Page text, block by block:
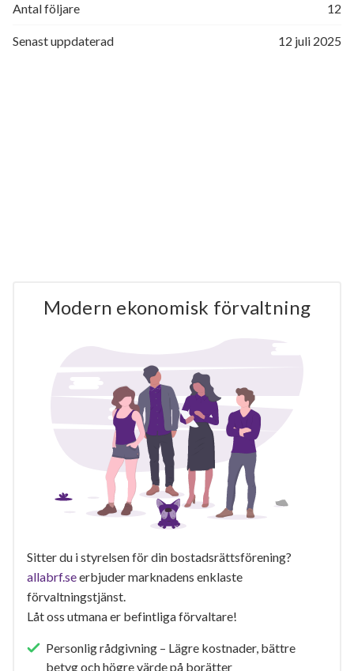
Antal följare 12
Senast uppdaterad 12 juli 2025
Modern ekonomisk förvaltning
Sitter du i styrelsen för din bostadsrättsförening?
allabrf.seerbjuder marknadens enklaste
förvaltningstjänst.
Låt oss utmana er befintliga förvaltare!
Personlig rådgivning – Lägre kostnader, bättre
betyg och högre värde på borätter